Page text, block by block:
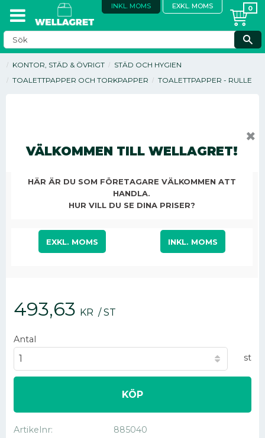
INKL. MOMS EXKL. MOMS
KONTOR, STÄD & ÖVRIGT
STÄD OCH HYGIEN
TOALETTPAPPER OCH TORKPAPPER
TOALETTPAPPER - RULLE
493,63 KR /ST
Antal
st
KÖP
Artikelnr
885040
VÄLKOMMEN TILL WELLAGRET!
HÄR ÄR DU SOM FÖRETAGARE VÄLKOMMEN ATT
HANDLA.
HUR VILL DU SE DINA PRISER?
EXKL. MOMS INKL. MOMS
✖